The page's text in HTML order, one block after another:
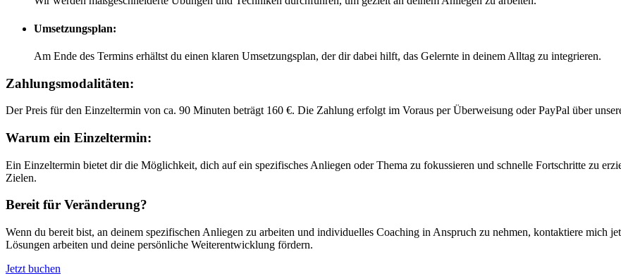
Umsetzungsplan:
Am Ende des Termins erhältst du einen klaren Umsetzungsplan, der dir dabei hilft, das Gelernte in deinem Alltag zu integrieren.
Zahlungsmodalitäten:
Der Preis für den Einzeltermin von ca. 90 Minuten beträgt 160 €. Die Zahlung erfolgt im Voraus per Überweisung oder PayPal über
Warum ein Einzeltermin:
Ein Einzeltermin bietet dir die Möglichkeit, dich auf ein spezifisches Anliegen oder Thema zu fokussieren und schnelle Fortschritte zu
Zielen.
Bereit für Veränderung?
Wenn du bereit bist, an deinem spezifischen Anliegen zu arbeiten und individuelles Coaching in Anspruch zu nehmen, kontaktiere mich
Lösungen arbeiten und deine persönliche Weiterentwicklung fördern.
Jetzt buchen